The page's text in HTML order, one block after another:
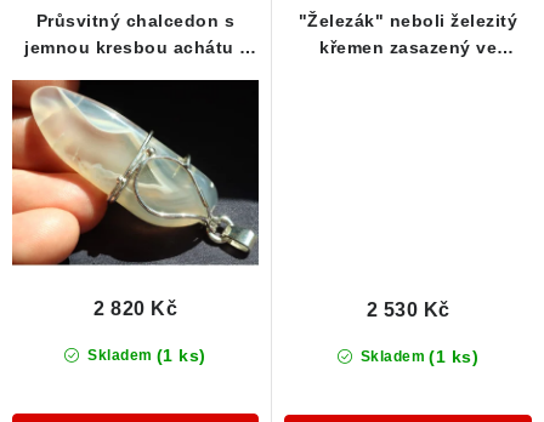
Poučení o právu na odstoupení od smlouvy
Průsvitný chalcedon s
jemnou kresbou achátu -
Skladem (1 ks)
2 820 Kč
"Železák" neboli železitý
křemen zasazený ve
Skladem (1 ks)
2 530 Kč